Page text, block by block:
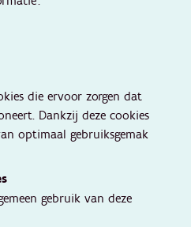
die ervoor zorgen dat
Dankzij deze cookies
optimaal gebruiksgemak
gebruik van deze